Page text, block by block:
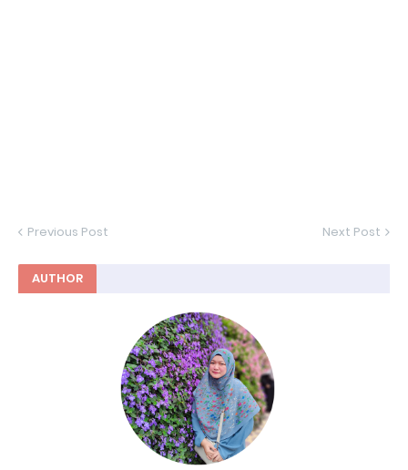
Previous Post Next Post
AUTHOR